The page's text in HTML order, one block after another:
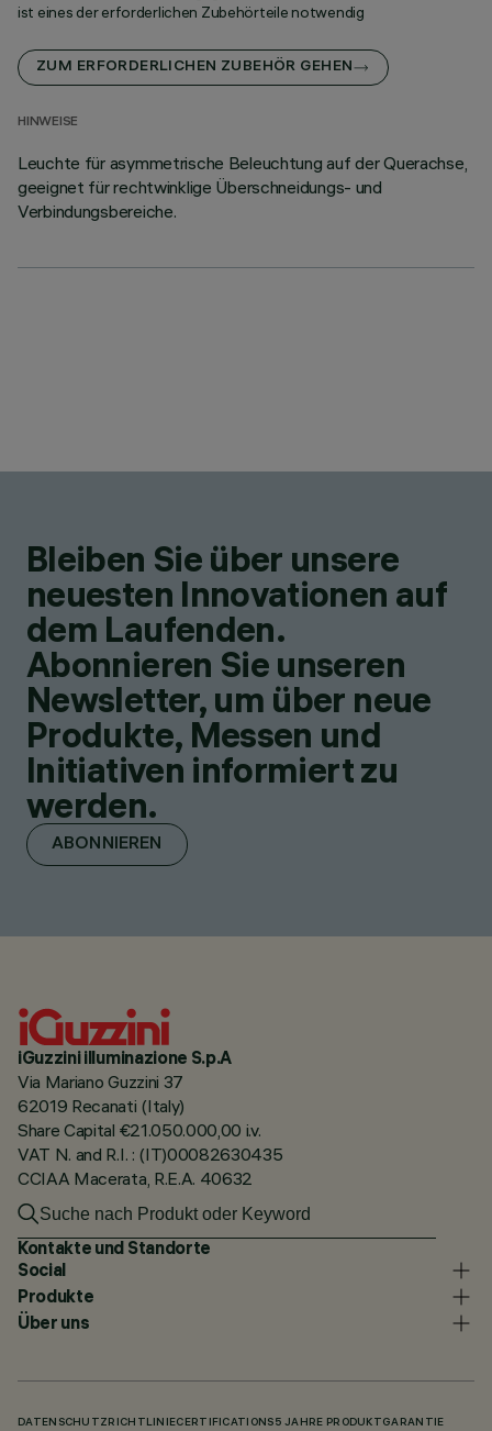
ist eines der erforderlichen Zubehörteile notwendig
ZUM ERFORDERLICHEN ZUBEHÖR GEHEN
HINWEISE
Leuchte für asymmetrische Beleuchtung auf der Querachse,
geeignet für rechtwinklige Überschneidungs- und
Verbindungsbereiche.
Bleiben Sie über unsere
neuesten Innovationen auf
dem Laufenden.
Abonnieren Sie unseren
Newsletter, um über neue
Produkte, Messen und
Initiativen informiert zu
werden.
ABONNIEREN
iGuzzini illuminazione S.p.A
Via Mariano Guzzini 37
62019 Recanati (Italy)
Share Capital €21.050.000,00 i.v.
VAT N. and R.I. : (IT)00082630435
CCIAA Macerata, R.E.A. 40632
Kontakte und Standorte
Social
Produkte
Über uns
DATENSCHUTZRICHTLINIECERTIFICATIONS 5 JAHRE PRODUKTGARANTIE